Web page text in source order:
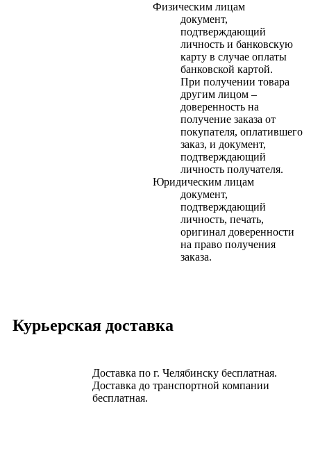
Физическим лицам
документ,
подтверждающий
личность и банковскую
карту в случае оплаты
банковской картой.
При получении товара
другим лицом –
доверенность на
получение заказа от
покупателя, оплатившего
заказ, и документ,
подтверждающий
личность получателя.
Юридическим лицам
документ,
подтверждающий
личность, печать,
оригинал доверенности
на право получения
заказа.
Курьерская доставка
Доставка по г. Челябинску бесплатная.
Доставка до транспортной компании
бесплатная.